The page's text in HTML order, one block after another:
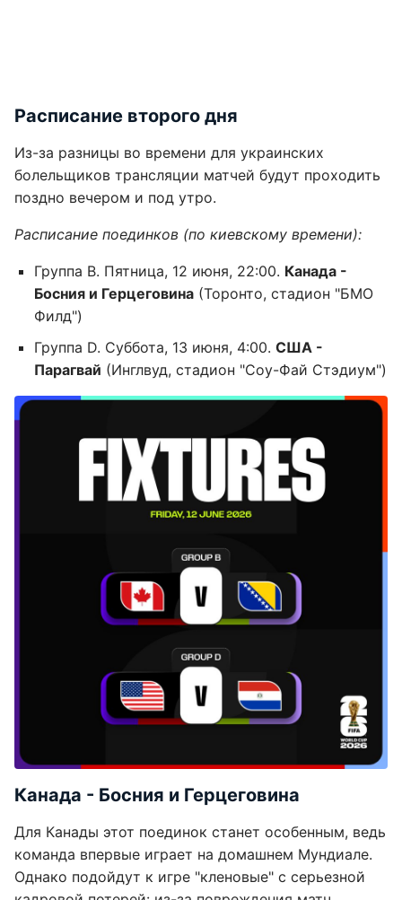
Расписание второго дня
Из-за разницы во времени для украинских
болельщиков трансляции матчей будут проходить
поздно вечером и под утро.
Расписание поединков (по киевскому времени):
Группа B. Пятница, 12 июня, 22:00. Канада -
Босния и Герцеговина (Торонто, стадион "БМО
Филд")
Группа D. Суббота, 13 июня, 4:00. США -
Парагвай (Инглвуд, стадион "Соу-Фай Стэдиум")
Канада - Босния и Герцеговина
Для Канады этот поединок станет особенным, ведь
команда впервые играет на домашнем Мундиале.
Однако подойдут к игре "кленовые" с серьезной